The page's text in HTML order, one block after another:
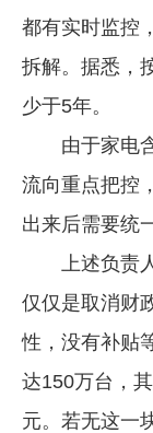
都有实时监控
拆解。据悉，
少于5年。
由于家电含
流向重点把控
出来后需要统
上述负责人
仅仅是取消财
性，没有补贴
达150万台，
元。若无这一